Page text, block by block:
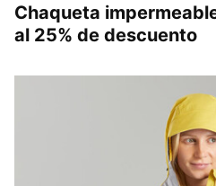
Chaqueta
al 25% de descuento